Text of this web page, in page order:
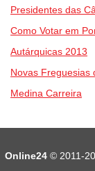
Presidentes das
Como Votar em
Autárquicas 2013
Novas Freguesias
Medina Carreira
Educação
Online24 © 2011-